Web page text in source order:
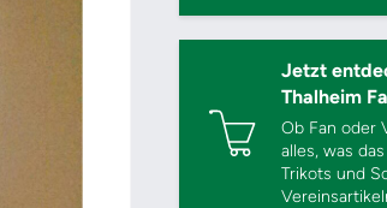
Jetzt
Thalheim
Ob Fan oder
alles, was
Trikots und